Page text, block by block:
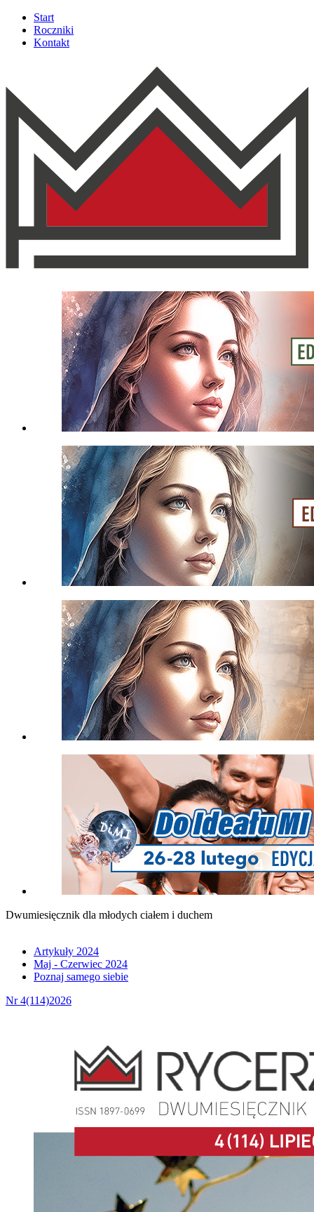
Start
Roczniki
Kontakt
Dwumiesięcznik dla młodych ciałem i duchem
Artykuły 2024
Maj - Czerwiec 2024
Poznaj samego siebie
Nr 4(114)2026